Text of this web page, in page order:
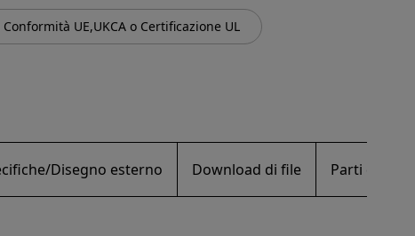
UE,UKCA o Certificazione UL
Disegno esterno Download di file Parti di